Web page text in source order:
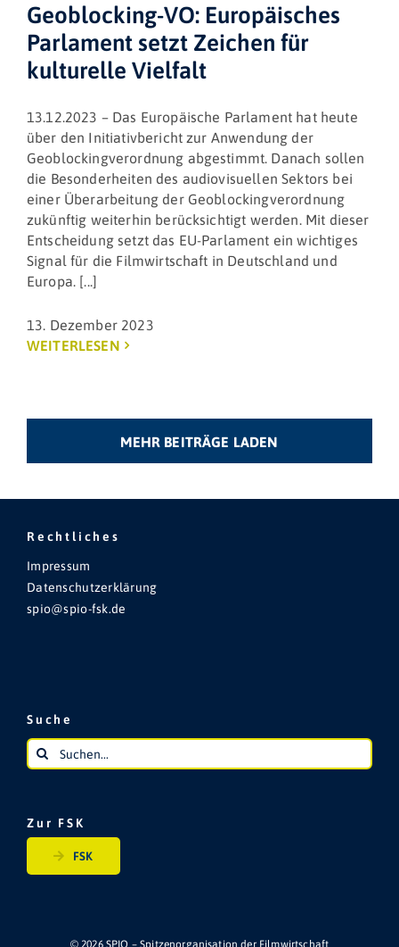
Geoblocking-VO: Europäisches
Parlament setzt Zeichen für
kulturelle Vielfalt
13.12.2023 – Das Europäische Parlament hat heute
über den Initiativbericht zur Anwendung der
Geoblockingverordnung abgestimmt. Danach sollen
die Besonderheiten des audiovisuellen Sektors bei
einer Überarbeitung der Geoblockingverordnung
zukünftig weiterhin berücksichtigt werden. Mit dieser
Entscheidung setzt das EU-Parlament ein wichtiges
Signal für die Filmwirtschaft in Deutschland und
Europa. [...]
13. Dezember 2023
WEITERLESEN
MEHR BEITRÄGE LADEN
Rechtliches
Impressum
Datenschutzerklärung
spio@spio-fsk.de
Suche
Suche
nach:
Zur FSK
FSK
© 2026 SPIO – Spitzenorganisation der Filmwirtschaft